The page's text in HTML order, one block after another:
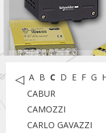
◁ A B C D E F G
CABUR
CAMOZZI
CARLO GAVAZZI